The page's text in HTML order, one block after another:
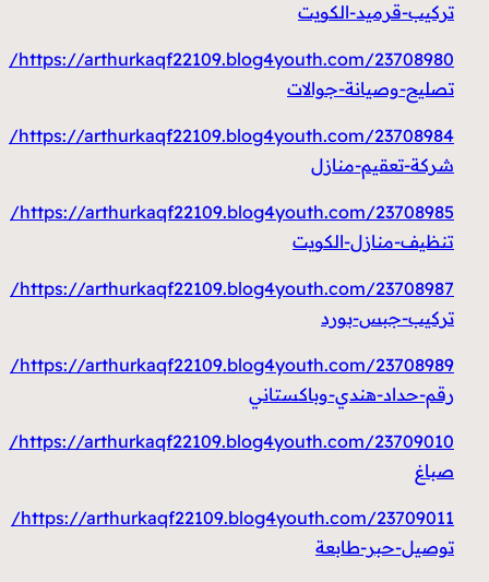
تركيب-قرميد-الكويت
https://arthurkaqf22109.blog4youth.com/23708980/
تصليح-وصيانة-جوالات
https://arthurkaqf22109.blog4youth.com/23708984/
شركة-تعقيم-منازل
https://arthurkaqf22109.blog4youth.com/23708985/
تنظيف-منازل-الكويت
https://arthurkaqf22109.blog4youth.com/23708987/
تركيب-جبس-بورد
https://arthurkaqf22109.blog4youth.com/23708989/
رقم-حداد-هندي-وباكستاني
https://arthurkaqf22109.blog4youth.com/23709010/
صباغ
https://arthurkaqf22109.blog4youth.com/23709011/
توصيل-حبر-طابعة